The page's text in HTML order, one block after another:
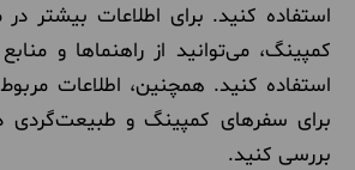
استفاده کنید. برای اطلاعات بیشتر
کمپینگ، می‌توانید از راهنماها و
استفاده کنید. همچنین، اطلاعات
برای سفرهای کمپینگ و طبیعت‌گردی
بررسی کنید.